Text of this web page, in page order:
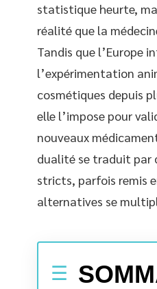
statistique heurte,
réalité que la
Tandis que l’Europe
l’expérimentation
cosmétiques depuis
elle l’impose pour
nouveaux
dualité se traduit par
stricts, parfois remis
alternatives se